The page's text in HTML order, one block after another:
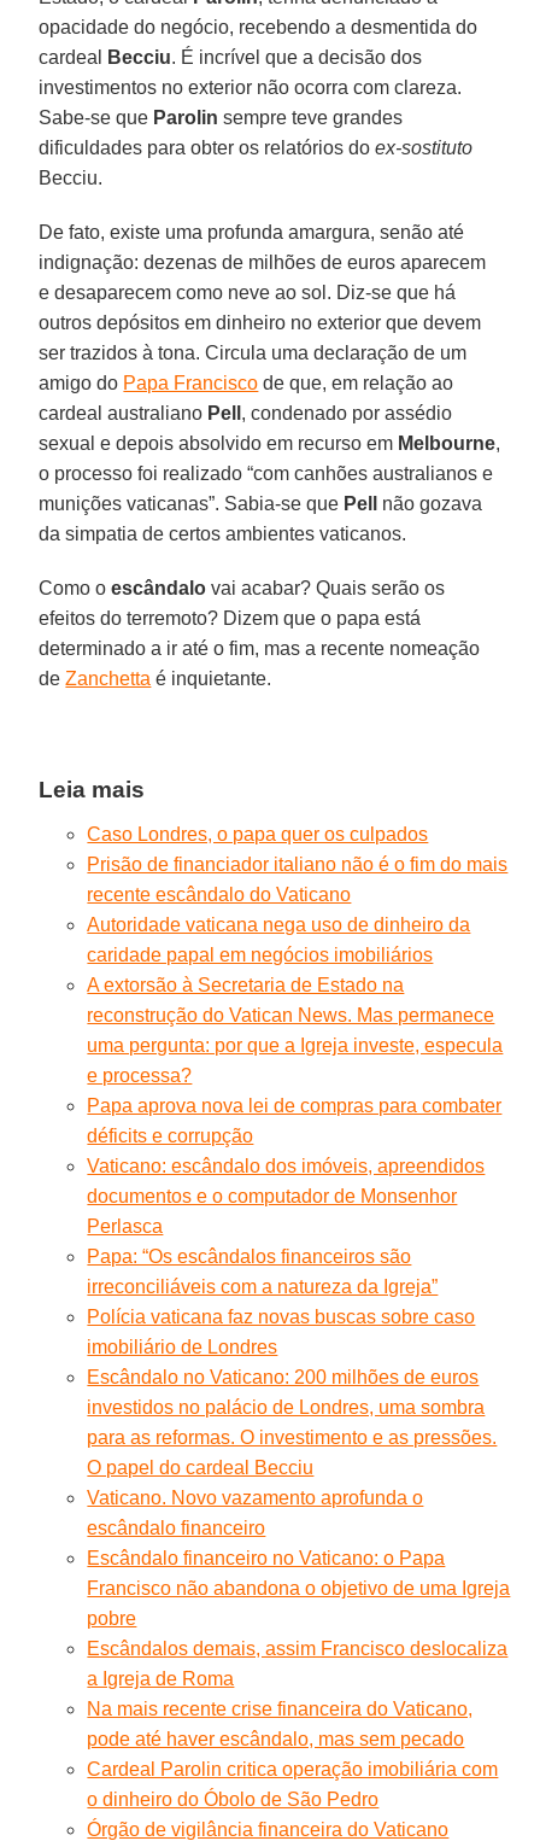
opacidade do negócio, recebendo a desmentida do
cardeal
Becciu. É incrível que a decisão dos
investimentos no exterior não ocorra com clareza.
Sabe-se que Parolin sempre teve grandes
dificuldades para obter os relatórios doex-sostituto
Becciu.
De fato, existe uma profunda amargura, senão até
indignação: dezenas de milhões de euros aparecem
e desaparecem como neve ao sol. Diz-se que há
outros depósitos em dinheiro no exterior que devem
ser trazidos à tona. Circula uma declaração de um
amigo do Papa Francisco de que, em relação ao
cardeal australiano Pell , condenado por assédio
sexual e depois absolvido em recurso em Melbourne,
o processo foi realizado “com canhões australianos e
munições vaticanas”. Sabia-se que Pell
não gozava
da simpatia de certos ambientes vaticanos.
Como oescândalo vai acabar? Quais serão os
efeitos do terremoto? Dizem que o papa está
determinado a ir até o fim, mas a recente nomeação
deZanchetta é inquietante.
Leia mais
Caso Londres, o papa quer os culpados
Prisão de financiador italiano não é o fim do mais
recente escândalo do Vaticano
Autoridade vaticana nega uso de dinheiro da
caridade papal em negócios imobiliários
A extorsão à Secretaria de Estado na
reconstrução do Vatican News. Mas permanece
uma pergunta: por que a Igreja investe, especula
e processa?
Papa aprova nova lei de compras para combater
déficits e corrupção
Vaticano: escândalo dos imóveis, apreendidos
documentos e o computador de Monsenhor
Perlasca
Papa: “Os escândalos financeiros são
irreconciliáveis com a natureza da Igreja”
Polícia vaticana faz novas buscas sobre caso
imobiliário de Londres
Escândalo no Vaticano: 200 milhões de euros
investidos no palácio de Londres, uma sombra
para as reformas. O investimento e as pressões.
O papel do cardeal Becciu
Vaticano. Novo vazamento aprofunda o
escândalo financeiro
Escândalo financeiro no Vaticano: o Papa
Francisco não abandona o objetivo de uma Igreja
pobre
Escândalos demais, assim Francisco deslocaliza
a Igreja de Roma
Na mais recente crise financeira do Vaticano,
pode até haver escândalo, mas sem pecado
Cardeal Parolin critica operação imobiliária com
o dinheiro do Óbolo de São Pedro
Órgão de vigilância financeira do Vaticano